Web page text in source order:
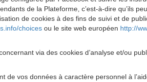
de la Plateforme, c’est-à-dire qu’ils
de cookies à des fins de suivi et de
choices ou le site web européen http://
via des cookies d’analyse et/ou
vos données à caractère personnel à